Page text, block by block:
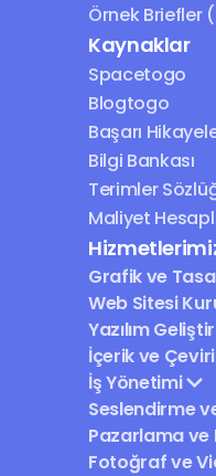
Örnek Briefler
Kaynaklar
Spacetogo
Blogtogo
Başarı
Bilgi Bankası
Terimler
Maliyet
Grafik ve
Web Sitesi
Yazılım
İçerik ve Çeviri
İş Yönetimi
Seslendirme
Pazarlama ve
Fotoğraf ve